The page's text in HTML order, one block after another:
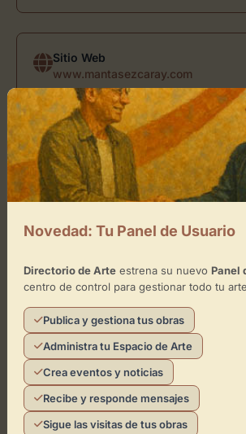
Sitio Web
www.mantasezcaray.com
Ubicación de Mantas
Tienda
Cómo llegar
Mantas Ezcaray- Tienda
−
Toca el mapa para
Activar Mapa
Novedad: Tu Panel de Usuario
Directorio de Arteestrena su nuevo Panel
centro de control para gestionar todo tu
Publica y gestiona tus obras
Administra tu Espacio de Arte
Crea eventos y noticias
Recibe y responde mensajes
Sigue las visitas de tus obras